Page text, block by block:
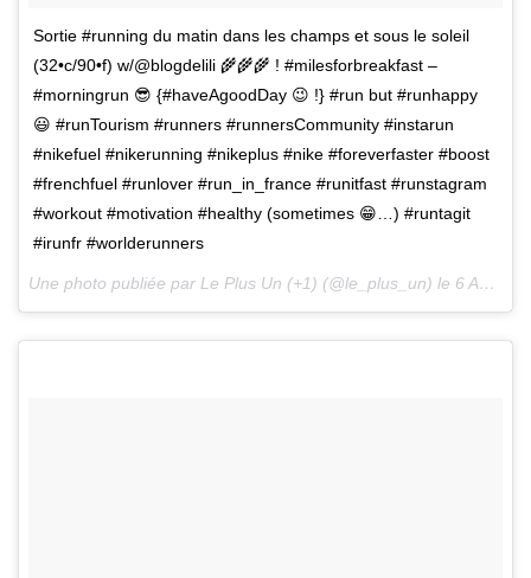
Sortie #running du matin dans les champs et sous le soleil
(32•c/90•f) w/@blogdelili 🌾🌾🌾 ! #milesforbreakfast –
#morningrun 😎 {#haveAgoodDay 😉 !} #run but #runhappy
😃 #runTourism #runners #runnersCommunity #instarun
#nikefuel #nikerunning #nikeplus #nike #foreverfaster #boost
#frenchfuel #runlover #run_in_france #runitfast #runstagram
#workout #motivation #healthy (sometimes 😁…) #runtagit
#irunfr #worlderunners
Une photo publiée par Le Plus Un (+1) (@le_plus_un) le 6 Août 2015 à 1h29 PDT